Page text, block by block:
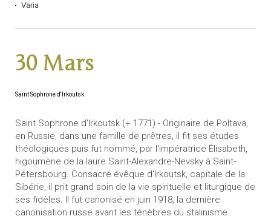
Varia
30 Mars
Saint Sophrone d'Irkoutsk
Saint Sophrone d'Irkoutsk (+ 1771) - Originaire de Poltava,
en Russie, dans une famille de prêtres, il fit ses études
théologiques puis fut nommé, par l'impératrice Élisabeth,
higoumène de la laure Saint-Alexandre-Nevsky à Saint-
Pétersbourg. Consacré évêque d'Irkoutsk, capitale de la
Sibérie, il prit grand soin de la vie spirituelle et liturgique de
ses fidèles. Il fut canonisé en juin 1918, la dernière
canonisation russe avant les ténèbres du stalinisme.